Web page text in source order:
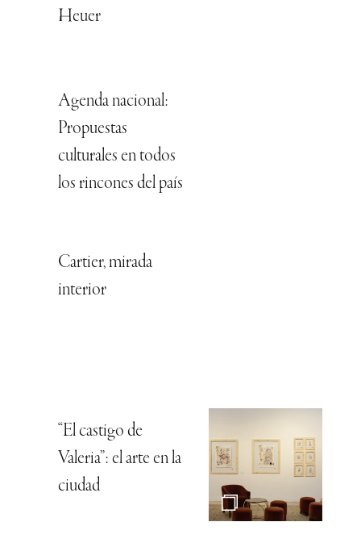
Heuer
Agenda nacional:
Propuestas
culturales en todos
los rincones del país
Cartier, mirada
interior
“El castigo de
Valeria”: el arte en la
ciudad